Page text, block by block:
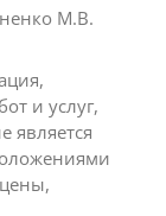
М.В.
и услуг,
является